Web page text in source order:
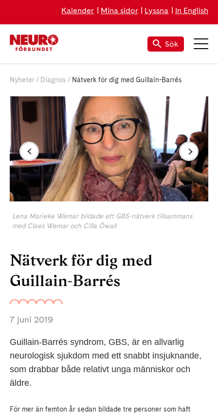
Kalender Mina sidor Lyssna In English
Sök
Nyheter Diagnos Nätverk för dig med Guillain-Barrés
Lena Marieke Wemar bildade ett GBS-nätverk tillsammans
med Claes Wemar och Cilla Öwall
Nätverk för dig med
Guillain-Barrés
7 juni 2019
Guillain-Barrés syndrom, GBS, är en allvarlig
neurologisk sjukdom med ett snabbt insjuknande,
som drabbar både relativt unga människor och
äldre.
För mer än femton år sedan bildade tre personer som haft